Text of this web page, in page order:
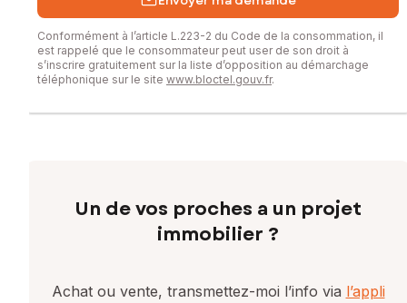
Conformément à l’article L.223-2 du Code de la consommation, il
est rappelé que le consommateur peut user de son droit à
s’inscrire gratuitement sur la liste d’opposition au démarchage
téléphonique sur le site www.bloctel.gouv.fr.
Un de vos proches a un projet
immobilier ?
Achat ou vente, transmettez-moi l’info via l’appli